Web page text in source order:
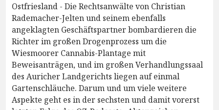
Ostfriesland - Die Rechtsanwälte von Christian
Rademacher-Jelten und seinem ebenfalls
angeklagten Geschäftspartner bombardieren die
Richter im großen Drogenprozess um die
Wiesmoorer Cannabis-Plantage mit
Beweisanträgen, und im großen Verhandlungssaal
des Auricher Landgerichts liegen auf einmal
Gartenschläuche. Darum und um viele weitere
Aspekte geht es in der sechsten und damit vorerst